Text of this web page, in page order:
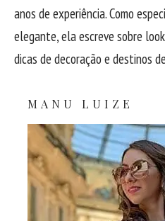
anos de experiência. Como
elegante, ela escreve sobre
dicas de decoração e destinos
MANU LUIZE